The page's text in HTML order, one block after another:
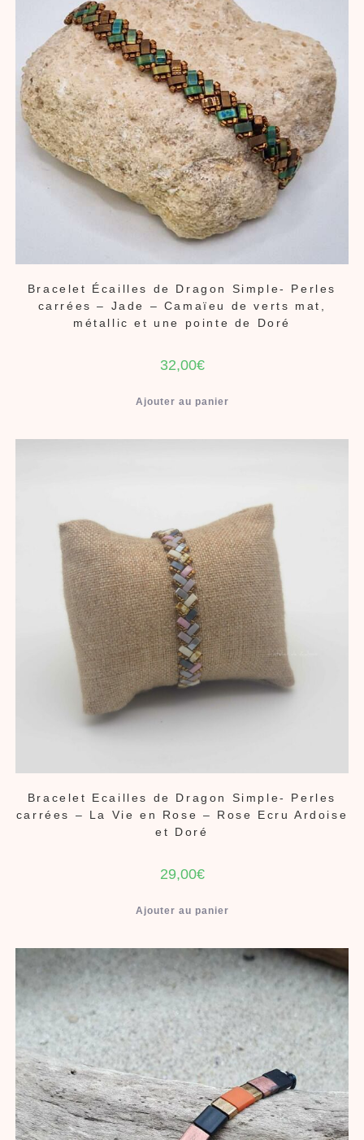
Bracelet Écailles de Dragon Simple- Perles
carrées – Jade – Camaïeu de verts mat,
métallic et une pointe de Doré
32,00€
Ajouter au panier
Bracelet Ecailles de Dragon Simple- Perles
carrées – La Vie en Rose – Rose Ecru Ardoise
et Doré
29,00€
Ajouter au panier